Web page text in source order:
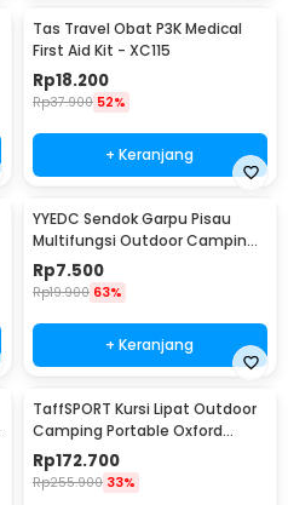
Tas Travel Obat P3K Medical
First Aid Kit - XC115
Rp18.200
Rp37.900 52%
+ Keranjang
YYEDC Sendok Garpu Pisau
Multifungsi Outdoor Camping
Spork EDC Tools - LX708
Rp7.500
Rp19.900 63%
+ Keranjang
TaffSPORT Kursi Lipat Outdoor
Camping Portable Oxford
Folding Chair Low - SF733
Rp172.700
Rp255.900 33%